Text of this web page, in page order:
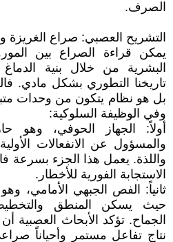
الصرف.
التشريح العصبي: صراع الغريزة
يمكن قراءة الصراع بين
البشرية من خلال بنية
تاريخنا التطوري بشكل مادي.
بل هو نظام يتكون من وحدات
وفي الوظيفة السلوكية:
أولاً: الجهاز الحوفي، وهو
والمسؤول عن الانفعالات
واللذة. يعمل هذا الجزء بسرعة
الاستجابة الفورية للأخطار.
ثانياً: الفص الجبهي الأمامي،
حيث يسكن المنطق
الجماح. تؤكد الأبحاث العصبية
نتاج تفاعل مستمر وأحياناً